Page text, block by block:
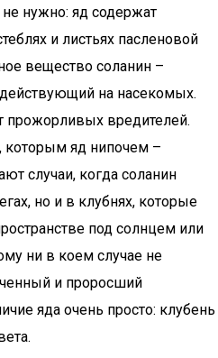
нужно: яд содержат
и листьях пасленовой
вещество соланин –
на насекомых.
прожорливых вредителей.
которым яд нипочем –
случаи, когда соланин
но и в клубнях, которые
под солнцем или
ни в коем случае не
и проросший
яда очень просто: клубень